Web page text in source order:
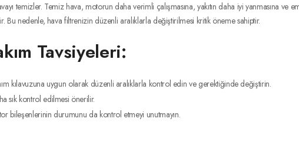
temizler. Temiz hava, motorun daha verimli çalışmasına, yakıtın daha iyi yanmasına ve
Bu nedenle, hava filtrenizin düzenli aralıklarla değiştirilmesi kritik öneme sahiptir.
Tavsiyeleri:
kılavuzuna uygun olarak düzenli aralıklarla kontrol edin ve gerektiğinde değiştirin.
sık kontrol edilmesi önerilir.
bileşenlerinin durumunu da kontrol etmeyi unutmayın.